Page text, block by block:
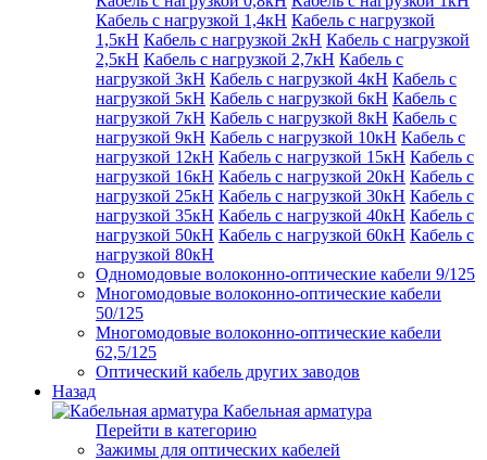
Кабель с нагрузкой 1,4кН Кабель с нагрузкой
1,5кН Кабель с нагрузкой 2кН Кабель с нагрузкой
2,5кН Кабель с нагрузкой 2,7кН Кабель с
нагрузкой 3кН Кабель с нагрузкой 4кН Кабель с
нагрузкой 5кН Кабель с нагрузкой 6кН Кабель с
нагрузкой 7кН Кабель с нагрузкой 8кН Кабель с
нагрузкой 9кН Кабель с нагрузкой 10кН Кабель с
нагрузкой 12кН Кабель с нагрузкой 15кН Кабель с
нагрузкой 16кН Кабель с нагрузкой 20кН Кабель с
нагрузкой 25кН Кабель с нагрузкой 30кН Кабель с
нагрузкой 35кН Кабель с нагрузкой 40кН Кабель с
нагрузкой 50кН Кабель с нагрузкой 60кН Кабель с
нагрузкой 80кН
Одномодовые волоконно-оптические кабели 9/125
Многомодовые волоконно-оптические кабели
50/125
Многомодовые волоконно-оптические кабели
62,5/125
Оптический кабель других заводов
Назад
Кабельная арматура
Перейти в категорию
Зажимы для оптических кабелей